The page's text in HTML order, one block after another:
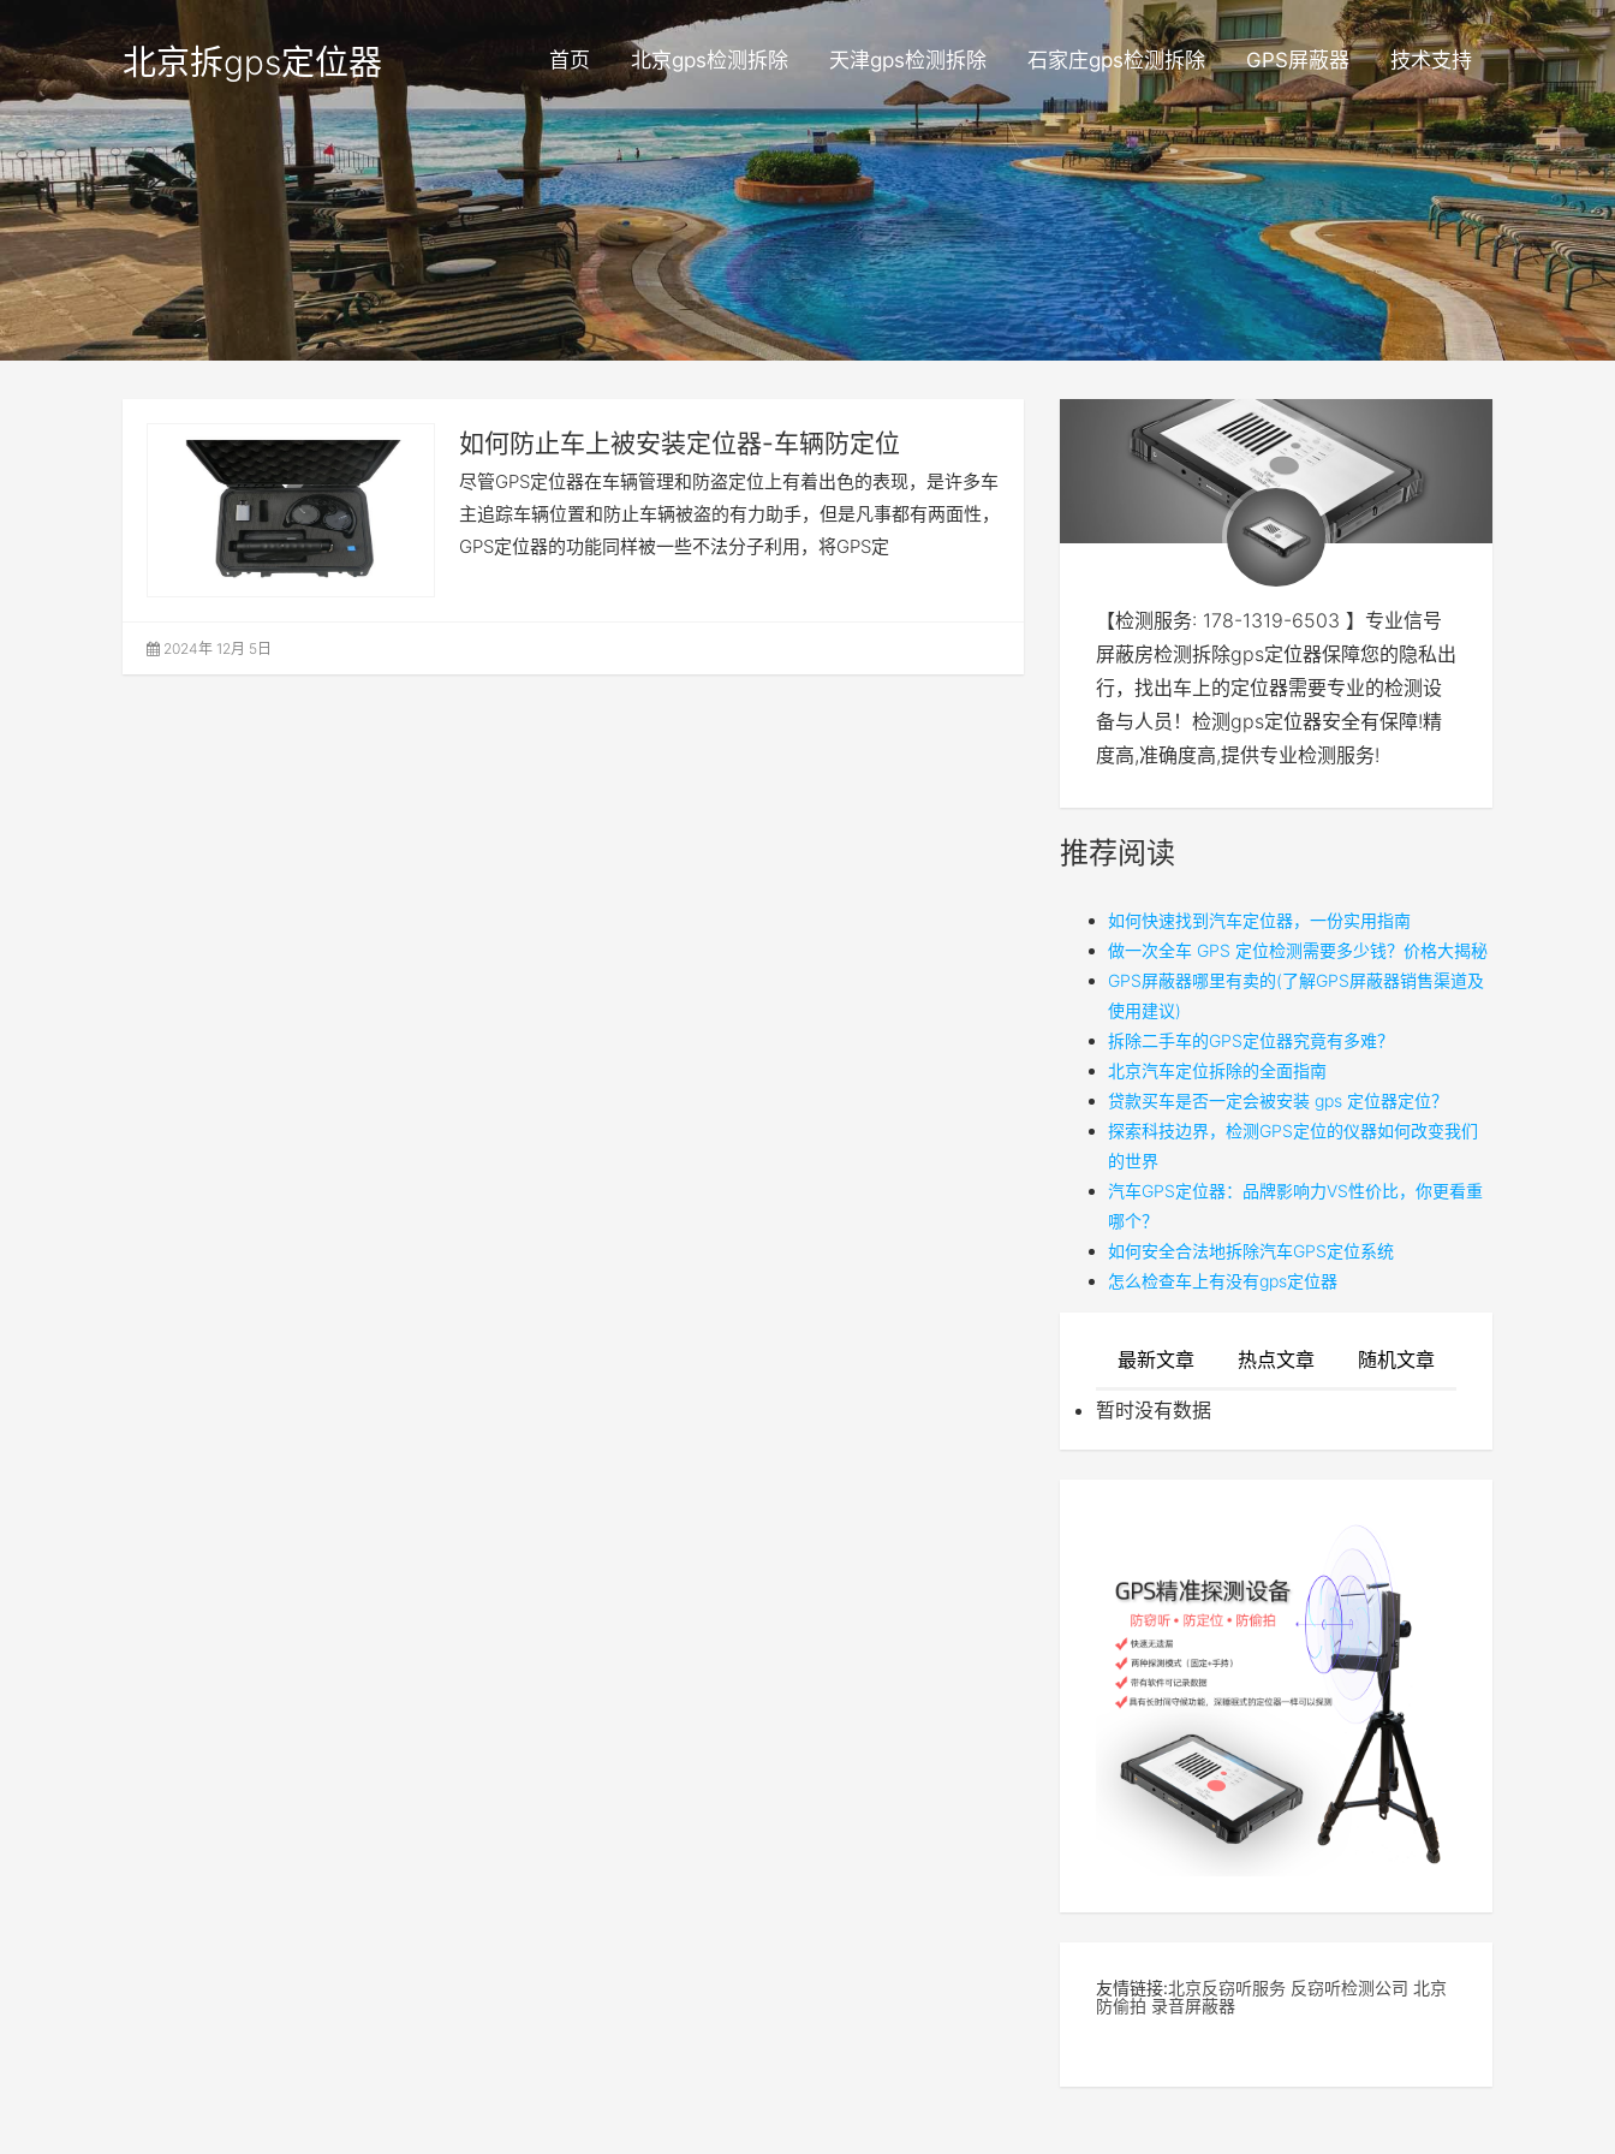
北京拆gps定位器 首页 北京gps检测拆除 天津gps检测拆除 石家庄gps检测拆除 GPS屏蔽器 技术支持
如何防止车上被安装定位器-车辆防定位
尽管GPS定位器在车辆管理和防盗定位上有着出色的表现，是许多车
主追踪车辆位置和防止车辆被盗的有力助手，但是凡事都有两面性，
GPS定位器的功能同样被一些不法分子利用，将GPS定
2024年 12月 5日
【检测服务: 178-1319-6503 】专业信号
屏蔽房检测拆除gps定位器保障您的隐私出
行，找出车上的定位器需要专业的检测设
备与人员！检测gps定位器安全有保障!精
度高,准确度高,提供专业检测服务!
推荐阅读
如何快速找到汽车定位器，一份实用指南
做一次全车 GPS 定位检测需要多少钱？价格大揭秘
GPS屏蔽器哪里有卖的(了解GPS屏蔽器销售渠道及
使用建议)
拆除二手车的GPS定位器究竟有多难？
北京汽车定位拆除的全面指南
贷款买车是否一定会被安装 gps 定位器定位？
探索科技边界，检测GPS定位的仪器如何改变我们
的世界
汽车GPS定位器：品牌影响力VS性价比，你更看重
哪个？
如何安全合法地拆除汽车GPS定位系统
怎么检查车上有没有gps定位器
最新文章 热点文章 随机文章
暂时没有数据
友情链接:北京反窃听服务 反窃听检测公司 北京
防偷拍 录音屏蔽器